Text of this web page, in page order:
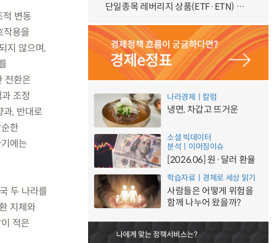
적 변동
작용을
지 않으며,
전환은
조정
과, 반대로
한
에는
두 나라를
지체와
적은
단일종목 레버리지 상품(ETF·ETN) 기본예탁금 강화 조기시행 방안 안내
나라경제ㅣ칼럼
냉면, 차갑고 뜨거운
소셜 빅데이터
분석ㅣ이머징이슈
[2026.06] 원·달러 환율
학습자료ㅣ경제로 세상 읽기
사람들은 어떻게 위험을
함께 나누어 왔을까?